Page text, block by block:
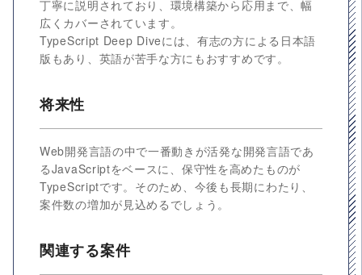
丁寧に説明されており、環境構築から応用まで、幅
広くカバーされています。
TypeScript Deep Diveには、有志の方による日本語
版もあり、英語が苦手な方にもおすすめです。
将来性
Web開発言語の中で一番動きが活発な開発言語であ
るJavaScriptをベースに、保守性を高めたものが
TypeScriptです。そのため、今後も長期にわたり、
案件数の増加が見込めるでしょう。
関連する案件